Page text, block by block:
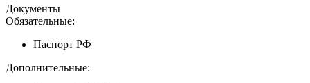
Документы
Обязательные:
Паспорт РФ
Дополнительные: